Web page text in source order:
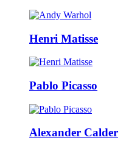
Henri Matisse
Pablo Picasso
Alexander Calder